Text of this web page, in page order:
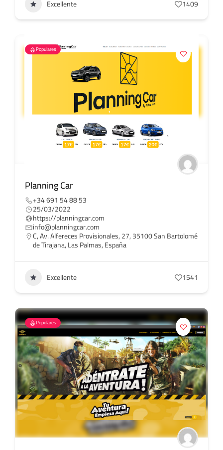
Excellente 1409
Populares
Planning Car
+34 691 54 88 53
25/03/2022
https://planningcar.com
info@planningcar.com
C, Av. Alfereces Provisionales, 27, 35100 San Bartolomé
de Tirajana, Las Palmas, España
Excellente 1541
Populares